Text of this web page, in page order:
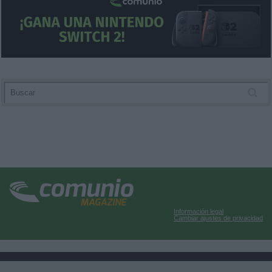
Información legal
Cambiar ajustes de privacidad